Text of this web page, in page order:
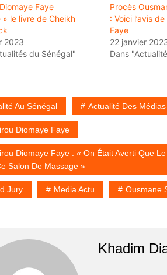
Faye
» le livre de Cheikh
2023
du Sénégal"
Procès
: Voici l’avis
Faye
22 janvier
Dans
Au Sénégal Actualité Des Médias
Diomaye Faye
Diomaye Faye : « On Était Averti Que
Salon De Massage »
Jury Media Actu Ousmane
Khadim